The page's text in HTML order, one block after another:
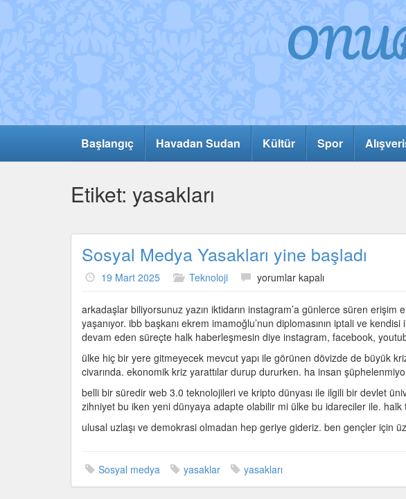
Başlangıç Havadan Sudan Kültür Spor
Etiket: yasakları
Sosyal Medya Yasakları yine başladı
19 Mart 2025 Teknoloji
Sosyal
Yasakları
yine
başladı
için
yorumlar kapalı
arkadaşlar biliyorsunuz yazın iktidarın instagram’a günlerce süren
yaşanıyor. ibb başkanı ekrem imamoğlu’nun diplomasının iptali ve
devam eden süreçte halk haberleşmesin diye instagram, facebook,
ülke hiç bir yere gitmeyecek mevcut yapı ile görünen dövizde de büyük
civarında. ekonomik kriz yarattılar durup dururken. ha insan
belli bir süredir web 3.0 teknolojileri ve kripto dünyası ile ilgili bir devlet
zihniyet bu iken yeni dünyaya adapte olabilir mi ülke bu idareciler ile.
ulusal uzlaşı ve demokrasi olmadan hep geriye gideriz. ben gençler için
Sosyal medya yasaklar yasakları